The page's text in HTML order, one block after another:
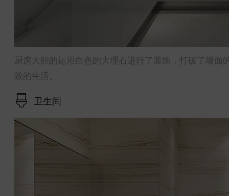
厨房大胆的运用白色的大理石进行了装饰，打破了墙
致的生活。
卫生间